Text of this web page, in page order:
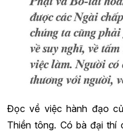
Đọc về việc hành đạo
Thiền tông. Có bà đại thí